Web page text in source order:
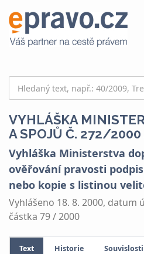
VYHLÁŠKA
A SPOJŮ Č. 272/2000
Vyhláška Ministerstva
ověřování pravosti
nebo kopie s listinou
Vyhlášeno 18. 8. 2000, datum
částka 79 / 2000
Text Historie Souvislosti